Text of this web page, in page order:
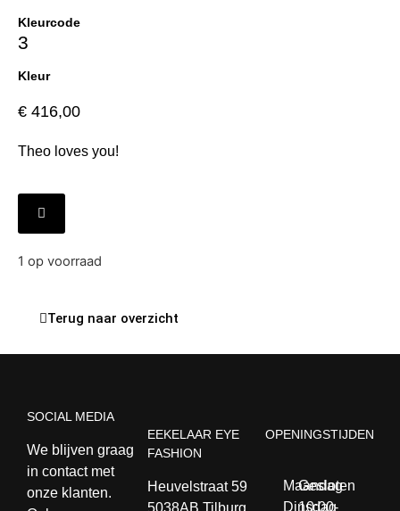
Kleurcode
3
Kleur
€ 416,00
Theo loves you!
1 op voorraad
Terug naar overzicht
SOCIAL MEDIA
We blijven graag
in contact met
onze klanten.
EEKELAAR EYE
FASHION
Heuvelstraat 59
5038AB Tilburg
OPENINGSTIJDEN
Maandag
Dinsdag
Gesloten
10:00-